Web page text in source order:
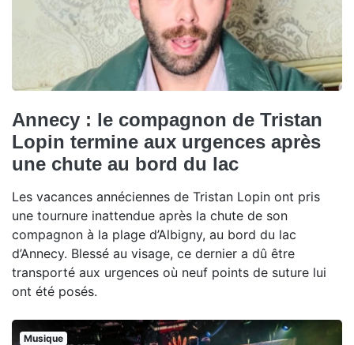
Annecy : le compagnon de Tristan
Lopin termine aux urgences après
une chute au bord du lac
Les vacances annéciennes de Tristan Lopin ont pris
une tournure inattendue après la chute de son
compagnon à la plage d’Albigny, au bord du lac
d’Annecy. Blessé au visage, ce dernier a dû être
transporté aux urgences où neuf points de suture lui
ont été posés.
Musique